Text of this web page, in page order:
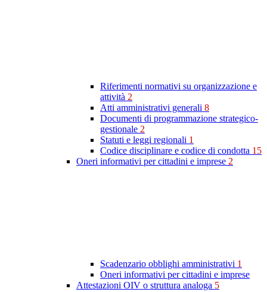
Riferimenti normativi su organizzazione e
attività 2
Atti amministrativi generali 8
Documenti di programmazione strategico-
gestionale 2
Statuti e leggi regionali 1
Codice disciplinare e codice di condotta 15
Oneri informativi per cittadini e imprese 2
Scadenzario obblighi amministrativi 1
Oneri informativi per cittadini e imprese
Attestazioni OIV o struttura analoga 5